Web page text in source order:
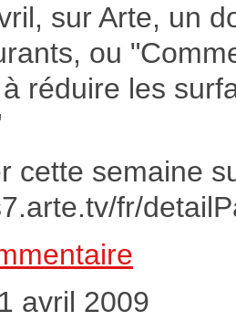
sur Arte, un
ou
réduire les
cette semaine
fr/
avril 2009